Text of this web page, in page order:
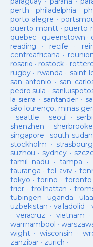
perth ·philadelphia ·
porto alegre ·
puerto montt· puerto
quebec· queenstown ·
reading · recife ·
centreafricana · reunion
rosario · rostock ·
rugby· rwanda · saint
san antonio · san
pedro sula ·
la sierra · santander ·
são lourenço, minas
· seattle · seoul ·
shenzhen · sherbrooke
singapore · south sudan
stockholm · strasbourg
suzhou · sydney ·
tamil nadu ·tampa ·
tauranga ·tel aviv·
tokyo ·torino ·toronto
trier· trollhattan ·
tübingen · uganda ·
uzbekistan · valladolid ·
· veracruz · vietnam ·
warrnambool ·
wight· wisconsin ·
zanzibar· zurich ·